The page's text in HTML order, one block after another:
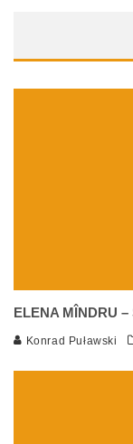
ELENA MÎNDRU
Konrad Puławski